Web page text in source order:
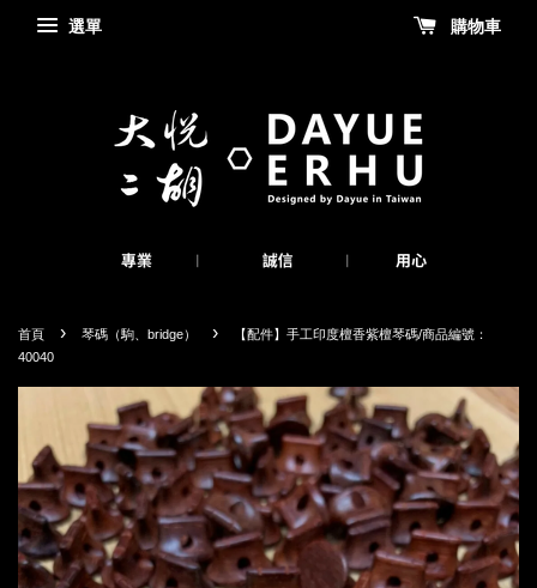
選單 購物車
首頁 › 琴碼（駒、bridge） ›
【配件】手工印度檀香紫檀琴碼/商品編號：
40040